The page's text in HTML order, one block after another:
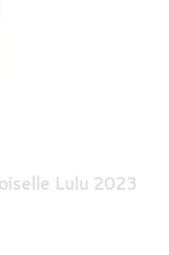
Lulu 2023